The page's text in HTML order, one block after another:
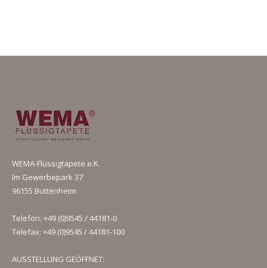
WEMA-Flüssigtapete e.K.
Im Gewerbepark 37
96155 Buttenheim
Telefon: +49 (0)9545 / 44181-0
Telefax: +49 (0)9545 / 44181-100
AUSSTELLUNG GEÖFFNET: